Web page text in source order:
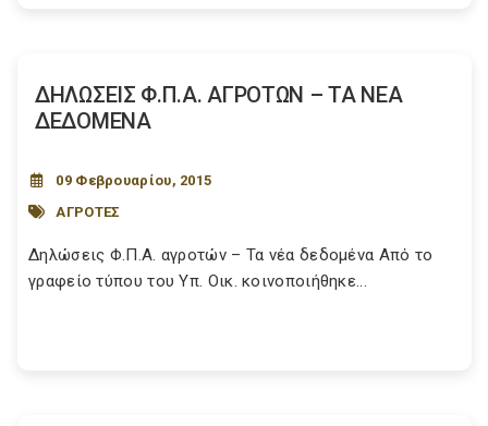
ΔΗΛΩΣΕΙΣ Φ.Π.Α. ΑΓΡΟΤΩΝ – ΤΑ ΝΕΑ
ΔΕΔΟΜΕΝΑ
09 Φεβρουαρίου, 2015
ΑΓΡΟΤΕΣ
Δηλώσεις Φ.Π.Α. αγροτών – Τα νέα δεδομένα Από το
γραφείο τύπου του Υπ. Οικ. κοινοποιήθηκε...